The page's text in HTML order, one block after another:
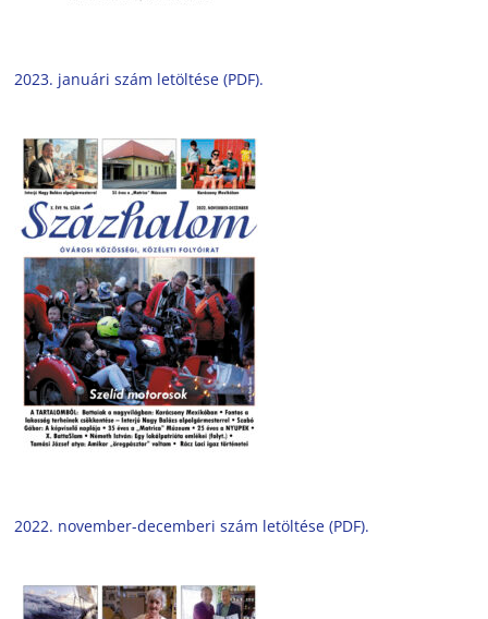
2023. januári szám letöltése (PDF).
2022. november-decemberi szám letöltése (PDF).